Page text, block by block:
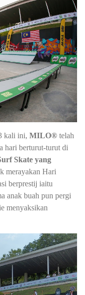
kali ini, MILO® telah
hari berturut-turut di
Skate yang
merayakan Hari
berprestij iaitu
anak buah pun pergi
menyaksikan